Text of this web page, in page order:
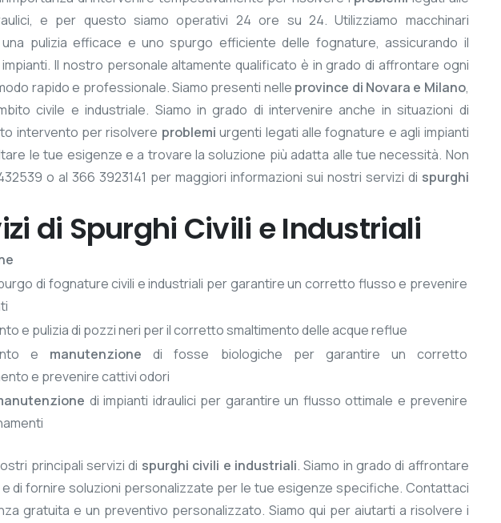
e per questo siamo operativi 24 ore su 24. Utilizziamo macchinari
una pulizia efficace e uno spurgo efficiente delle fognature, assicurando il
Il nostro personale altamente qualificato è in grado di affrontare ogni
rapido e professionale. Siamo presenti nelle province di Novara e Milano,
civile e industriale. Siamo in grado di intervenire anche in situazioni di
intervento per risolvere problemi urgenti legati alle fognature e agli impianti
le tue esigenze e a trovare la soluzione più adatta alle tue necessità. Non
o al 366 3923141 per maggiori informazioni sui nostri servizi di spurghi
di Spurghi Civili e Industriali
di fognature civili e industriali per garantire un corretto flusso e prevenire
e pulizia di pozzi neri per il corretto smaltimento delle acque reflue
e manutenzione di fosse biologiche per garantire un corretto
e prevenire cattivi odori
di impianti idraulici per garantire un flusso ottimale e prevenire
principali servizi di spurghi civili e industriali. Siamo in grado di affrontare
e di fornire soluzioni personalizzate per le tue esigenze specifiche. Contattaci
gratuita e un preventivo personalizzato. Siamo qui per aiutarti a risolvere i